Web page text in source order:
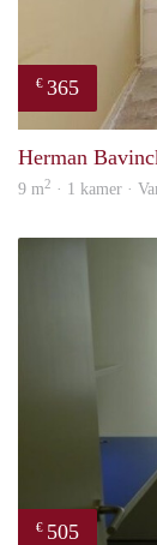
€ 365
Herman
9 m2 · 1 kamer ·
€ 505